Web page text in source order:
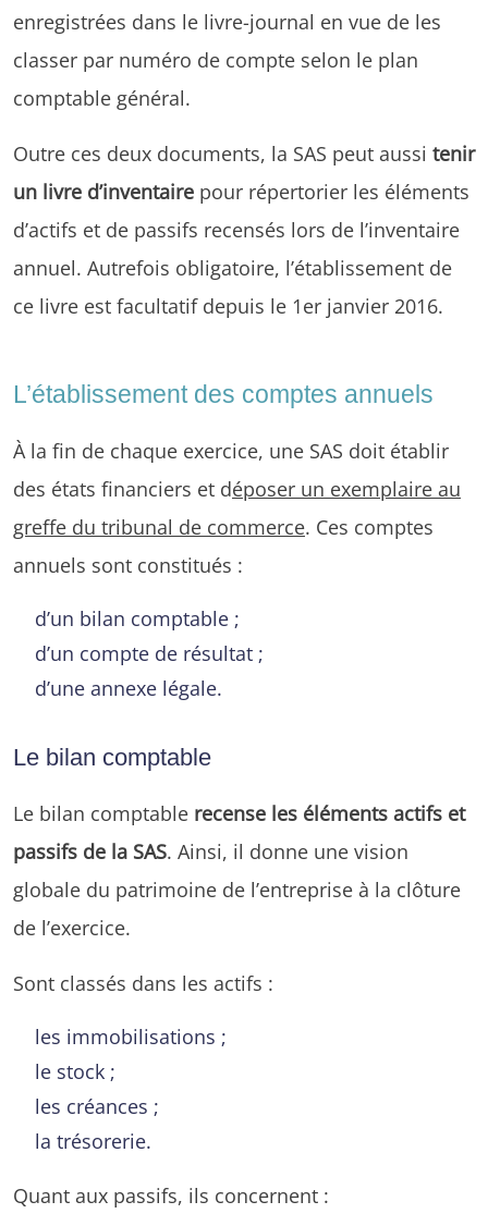
enregistrées dans le livre-journal en vue de les
classer par numéro de compte selon le plan
comptable général.
Outre ces deux documents, la SAS peut aussi tenir
un livre d’inventaire pour répertorier les éléments
d’actifs et de passifs recensés lors de l’inventaire
annuel. Autrefois obligatoire, l’établissement de
ce livre est facultatif depuis le 1er janvier 2016.
L’établissement des comptes annuels
À la fin de chaque exercice, une SAS doit établir
des états financiers et déposer un exemplaire au
greffe du tribunal de commerce. Ces comptes
annuels sont constitués :
d’un bilan comptable ;
d’un compte de résultat ;
d’une annexe légale.
Le bilan comptable
Le bilan comptable recense les éléments actifs et
passifs de la SAS. Ainsi, il donne une vision
globale du patrimoine de l’entreprise à la clôture
de l’exercice.
Sont classés dans les actifs :
les immobilisations ;
le stock ;
les créances ;
la trésorerie.
Quant aux passifs, ils concernent :